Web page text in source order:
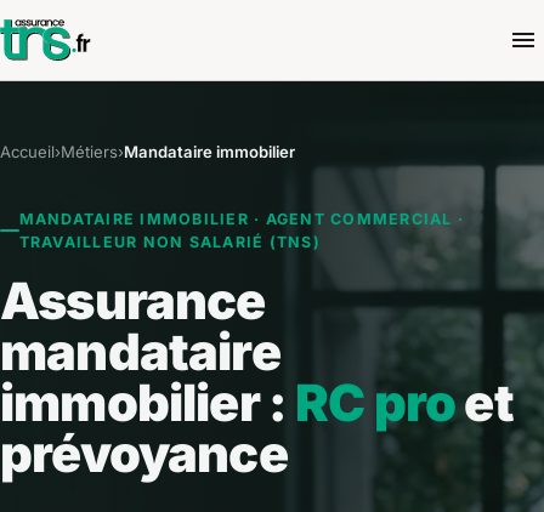
Accueil›Métiers›Mandataire immobilier
MANDATAIRE IMMOBILIER · AGENT COMMERCIAL ·
TRAVAILLEUR NON SALARIÉ (TNS)
Assurance
mandataire
immobilier : RC proet
prévoyance